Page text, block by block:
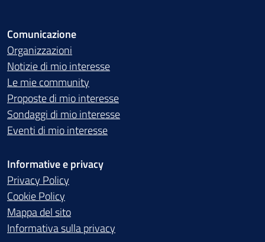
Comunicazione
Organizzazioni
Notizie di mio interesse
Le mie community
Proposte di mio interesse
Sondaggi di mio interesse
Eventi di mio interesse
Informative e privacy
Privacy Policy
Cookie Policy
Mappa del sito
Informativa sulla privacy